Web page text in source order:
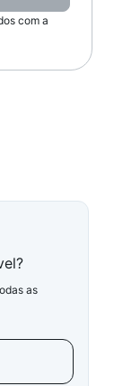
com a
as